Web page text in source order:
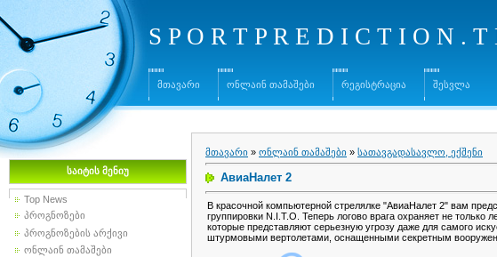
S P O R T P R E D I C T I O N . T
მთავარი ონლაინ თამაშები რეგისტრაცია შესვლა
საიტის მენიუ
Top News
პროგნოზები
პროგნოზების არქივი
ონლაინ თამაშები
მთავარი » ონლაინ თამაშები » სათავგადასავლო, ექშენი
АвиаНалет 2
В красочной компьютерной стрелялке "АвиаНалет 2" вам
группировки N.I.T.O. Теперь логово врага охраняет не только
которые представляют серьезную угрозу даже для самого
штурмовыми вертолетами, оснащенными секретным